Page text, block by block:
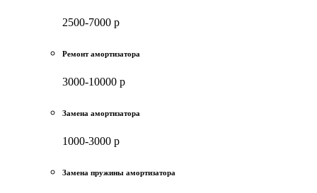
2500-7000 р
Ремонт амортизатора
3000-10000 р
Замена амортизатора
1000-3000 р
Замена пружины амортизатора